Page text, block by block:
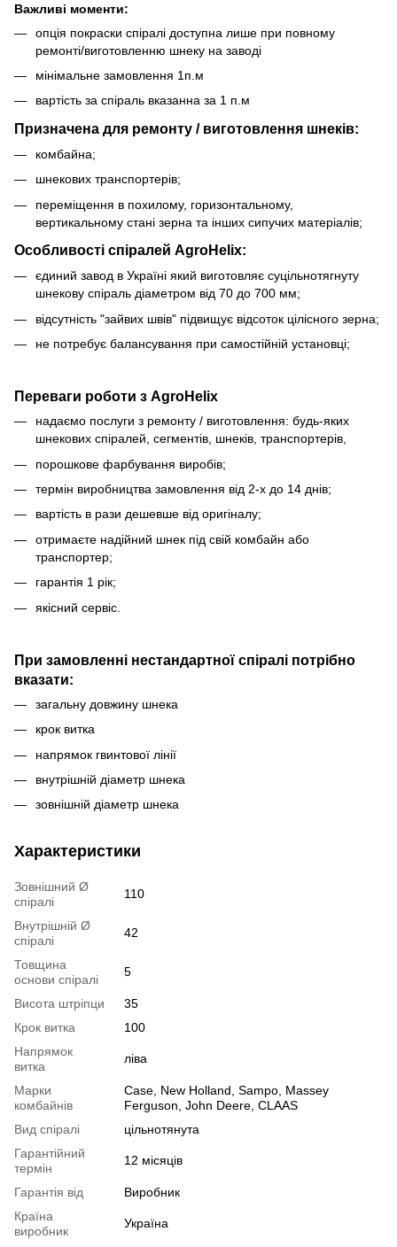
Важливі моменти:
опція покраски спіралі доступна лише при повному
ремонті/виготовленню шнеку на заводі
мінімальне замовлення 1п.м
вартість за спіраль вказанна за 1 п.м
Призначена для ремонту / виготовлення шнеків:
комбайна;
шнекових транспортерів;
переміщення в похилому, горизонтальному,
вертикальному стані зерна та інших сипучих матеріалів;
Особливості спіралей AgroHelix:
єдиний завод в Україні який виготовляє суцільнотягнуту
шнекову спіраль діаметром від 70 до 700 мм;
відсутність "зайвих швів" підвищує відсоток цілісного зерна;
не потребує балансування при самостійній установці;
Переваги роботи з AgroHelix
надаємо послуги з ремонту / виготовлення: будь-яких
шнекових спіралей, сегментів, шнеків, транспортерів,
порошкове фарбування виробів;
термін виробництва замовлення від 2-х до 14 днів;
вартість в рази дешевше від оригіналу;
отримаєте надійний шнек під свій комбайн або
транспортер;
гарантія 1 рік;
якісний сервіс.
При замовленні нестандартної спіралі потрібно
вказати:
загальну довжину шнека
крок витка
напрямок гвинтової лінії
внутрішній діаметр шнека
зовнішній діаметр шнека
Характеристики
Зовнішний Ø
спіралі
110
Внутрішній Ø
спіралі
42
Товщина
основи спіралі
5
Висота штріпци
35
Крок витка
100
Напрямок
витка
ліва
Марки
комбайнів
Case, New Holland, Sampo, Massey
Ferguson, John Deere, CLAAS
Вид спіралі
цільнотянута
Гарантійний
термін
12 місяців
Гарантія від
Виробник
Країна
виробник
Україна